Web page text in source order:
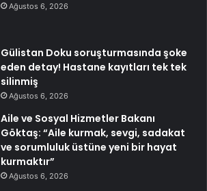
Ağustos 6, 2026
Gülistan Doku soruşturmasında şoke
eden detay! Hastane kayıtları tek tek
silinmiş
Ağustos 6, 2026
Aile ve Sosyal Hizmetler Bakanı
Göktaş: “Aile kurmak, sevgi, sadakat
ve sorumluluk üstüne yeni bir hayat
kurmaktır”
Ağustos 6, 2026